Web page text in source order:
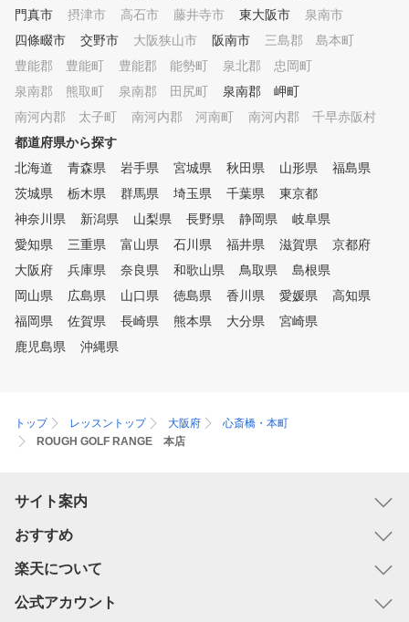
門真市
摂津市 高石市 藤井寺市 東大阪市
泉南市
四條畷市
交野市 大阪狭山市 阪南市
三島郡 島本町
豊能郡 豊能町
豊能郡 能勢町
泉北郡 忠岡町
泉南郡 熊取町
泉南郡 田尻町
泉南郡 岬町
南河内郡 太子町
南河内郡 河南町
南河内郡 千早赤阪村
都道府県から探す
北海道
青森県 岩手県 宮城県 秋田県 山形県
福島県
茨城県
栃木県 群馬県 埼玉県 千葉県
東京都
神奈川県
新潟県 山梨県 長野県 静岡県
岐阜県
愛知県
三重県 富山県 石川県 福井県 滋賀県
京都府
大阪府
兵庫県 奈良県 和歌山県 鳥取県
島根県
岡山県
広島県 山口県 徳島県 香川県 愛媛県
高知県
福岡県
佐賀県 長崎県 熊本県 大分県
宮崎県
鹿児島県
沖縄県
トップ レッスントップ 大阪府
心斎橋・本町
ROUGH GOLF RANGE 本店
サイト案内
おすすめ
楽天について
公式アカウント